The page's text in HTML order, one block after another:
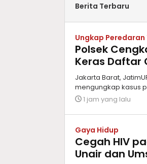
Berita Terbaru
Ungkap
Polsek
Keras Daftar
Jakarta Barat,
mengungkap kasus
1 jam yang lalu
Gaya Hidup
Cegah HIV
Unair dan